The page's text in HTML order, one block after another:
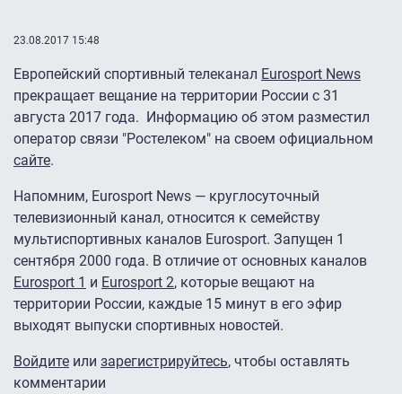
23.08.2017 15:48
Европейский спортивный телеканал Eurosport News
прекращает вещание на территории России с 31
августа 2017 года. Информацию об этом разместил
оператор связи "Ростелеком" на своем официальном
сайте.
Напомним, Eurosport News — круглосуточный
телевизионный канал, относится к семейству
мультиспортивных каналов Eurosport. Запущен 1
сентября 2000 года. В отличие от основных каналов
Eurosport 1 и Eurosport 2, которые вещают на
территории России, каждые 15 минут в его эфир
выходят выпуски спортивных новостей.
Войдите или зарегистрируйтесь, чтобы оставлять
комментарии